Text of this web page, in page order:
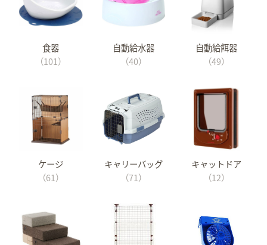
食器
（101）
自動給水器
（40）
自動給餌器
（49）
ケージ
（61）
キャリーバッグ
（71）
キャットドア
（12）